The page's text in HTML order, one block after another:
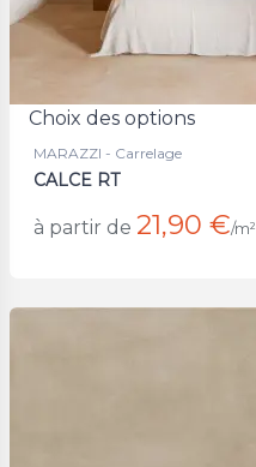
Choix des options
MARAZZI - Carrelage
CALCE RT
à partir de 21,90 €/m²